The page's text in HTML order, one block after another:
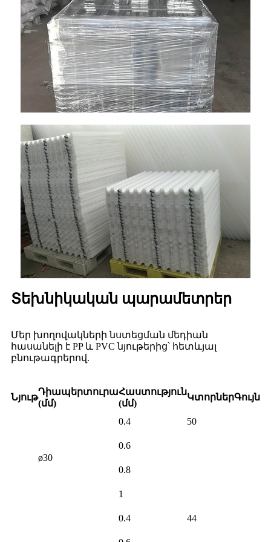
Տեխնիկական պարամետրեր
Մեր խողովակների նստեցման մեդիան
հասանելի է PP և PVC նյութերից՝ հետևյալ
բնութագրերով.
Նյութ
Դիապերտուրա
(մմ)
Հաստություն
(մմ)
ԿտորներԳույն
ø30
0.4 50
0.6
0.8
1
0.4 44